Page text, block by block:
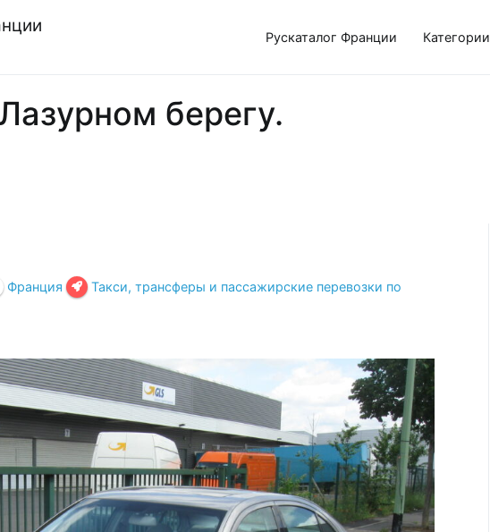
Рускаталог Франции Категории
берегу.
Франция
Такси, трансферы и пассажирские перевозки по